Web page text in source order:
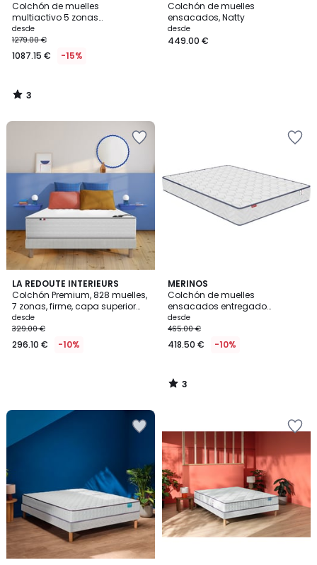
Colchón de muelles
multiactivo 5 zonas
L'inoubliable
desde
1279.00 €
1087.15 € -15%
/
5
3
/
Colchón de muelles
ensacados, Natty
desde
449.00 €
LA REDOUTE INTERIEURS
Colchón Premium, 828 muelles,
7 zonas, firme, capa superior
mullida, tratamiento ignífugo
desde
329.00 €
296.10 € -10%
MERINOS
Colchón de muelles
ensacados entregado
enrollado, Smiling
desde
465.00 €
418.50 € -10%
3
/
5
3
/